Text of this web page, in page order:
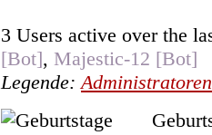
3 Users active over the
[Bot], Majestic-12 [Bot]
Legende: Administratoren